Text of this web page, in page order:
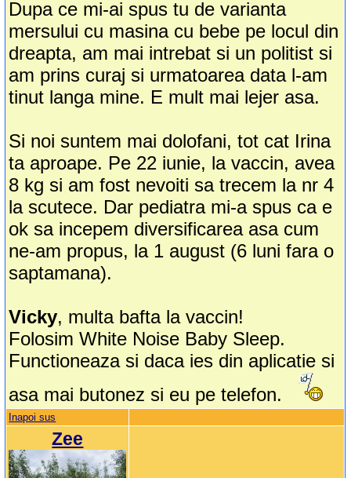
Dupa ce mi-ai spus tu de varianta
mersului cu masina cu bebe pe locul din
dreapta, am mai intrebat si un politist si
am prins curaj si urmatoarea data l-am
tinut langa mine. E mult mai lejer asa.
Si noi suntem mai dolofani, tot cat Irina
ta aproape. Pe 22 iunie, la vaccin, avea
8 kg si am fost nevoiti sa trecem la nr 4
la scutece. Dar pediatra mi-a spus ca e
ok sa incepem diversificarea asa cum
ne-am propus, la 1 august (6 luni fara o
saptamana).
Vicky, multa bafta la vaccin!
Folosim White Noise Baby Sleep.
Functioneaza si daca ies din aplicatie si
asa mai butonez si eu pe telefon.
Inapoi sus
Zee